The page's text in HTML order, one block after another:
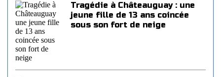
Tragédie à Châteauguay : une
jeune fille de 13 ans coincée
sous son fort de neige